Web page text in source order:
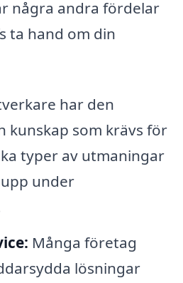
några andra fördelar
ta hand om din
har den
kunskap som krävs för
typer av utmaningar
under
Många företag
lösningar